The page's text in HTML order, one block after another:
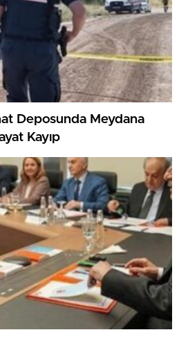
Deposunda Meydana
Kayıp